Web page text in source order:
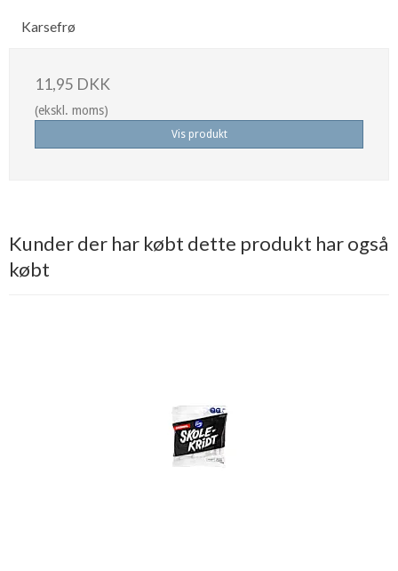
Karsefrø
11,95 DKK
(ekskl. moms)
Vis produkt
Kunder der har købt dette produkt har også
købt